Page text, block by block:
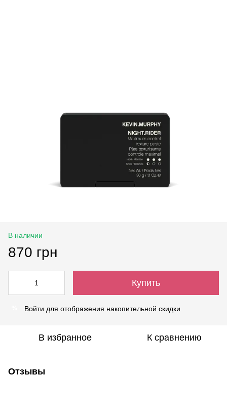
В наличии
870 грн
Купить
Войти для отображения накопительной скидки
В избранное К сравнению
Отзывы